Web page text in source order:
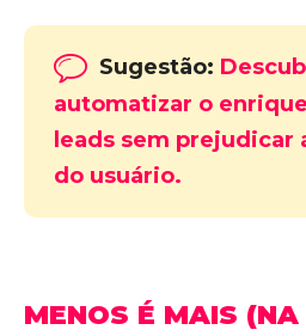
Sugestão:
automatizar o
leads sem prejudicar
do usuário.
MENOS É MAIS